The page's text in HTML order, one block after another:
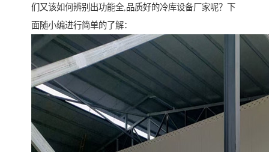
们又该如何辨别出功能全,品质好的冷库设备厂家呢？下
面随小编进行简单的了解：